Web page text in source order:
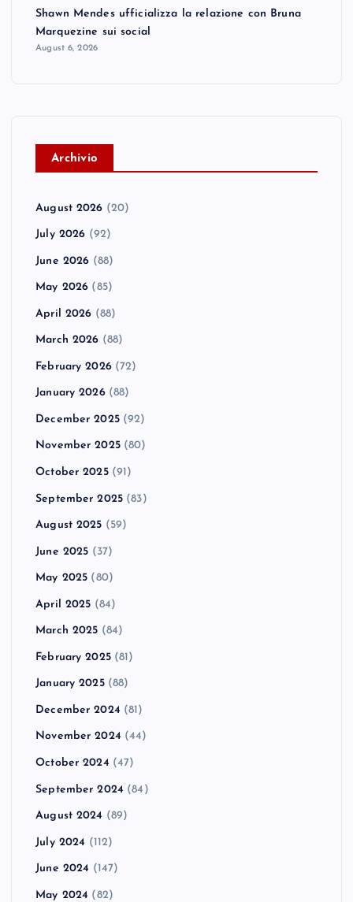
Shawn Mendes ufficializza la relazione con Bruna
Marquezine sui social
August 6, 2026
Archivio
August 2026 (20)
July 2026 (92)
June 2026 (88)
May 2026 (85)
April 2026 (88)
March 2026 (88)
February 2026(72)
January 2026(88)
December 2025(92)
November 2025(80)
October 2025(91)
September 2025 (83)
August 2025 (59)
June 2025 (37)
May 2025 (80)
April 2025 (84)
March 2025 (84)
February 2025(81)
January 2025(88)
December 2024 (81)
November 2024 (44)
October 2024 (47)
September 2024 (84)
August 2024 (89)
July 2024 (112)
June 2024 (147)
May 2024 (82)